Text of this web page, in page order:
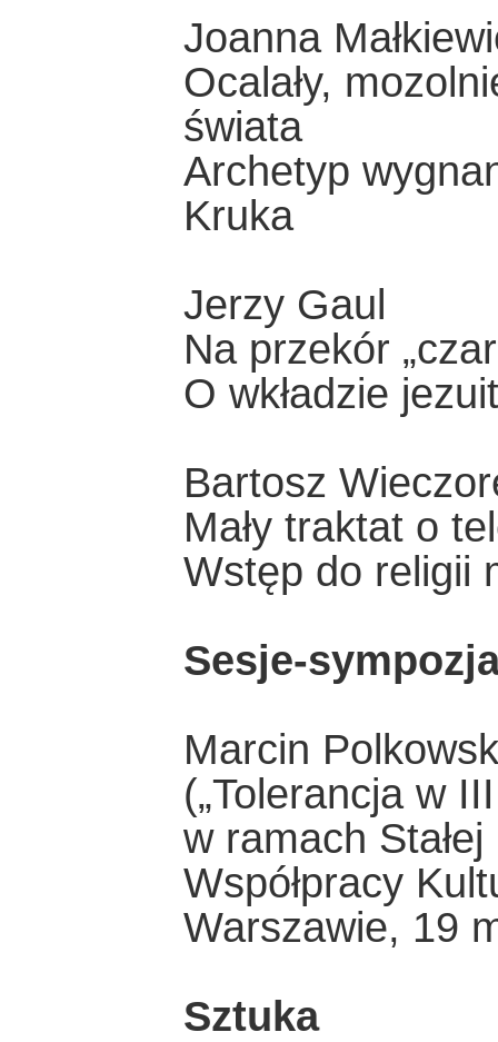
Joanna
Ocalały,
świata
Archetyp
Kruka
Jerzy Gaul
Na przekór
O wkładzie
Bartosz
Mały traktat o
Wstęp do religii
Sesje-
Marcin
(„Tolerancja w
w ramach
Współpracy
Warszawie, 19
Sztuka